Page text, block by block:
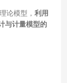
论模型， 利用
与计量模型的